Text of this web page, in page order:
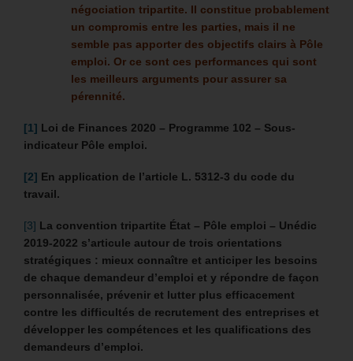
négociation tripartite. Il constitue probablement
un compromis entre les parties, mais il ne
semble pas apporter des objectifs clairs à Pôle
emploi. Or ce sont ces performances qui sont
les meilleurs arguments pour assurer sa
pérennité.
[1] Loi de Finances 2020 – Programme 102 – Sous-
indicateur Pôle emploi.
[2] En application de l’article L. 5312-3 du code du
travail.
[3] La convention tripartite État – Pôle emploi – Unédic
2019-2022 s’articule autour de trois orientations
stratégiques : mieux connaître et anticiper les besoins
de chaque demandeur d’emploi et y répondre de façon
personnalisée, prévenir et lutter plus efficacement
contre les difficultés de recrutement des entreprises et
développer les compétences et les qualifications des
demandeurs d’emploi.